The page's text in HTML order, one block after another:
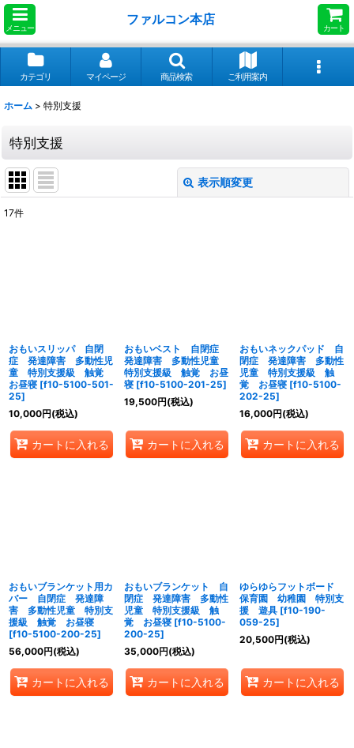
メニュー
ファルコン本店
カート
カテゴリ マイページ 商品検索 ご利用案内
ホーム > 特別支援
特別支援
表示順変更
17件
おもいスリッパ 自閉
症 発達障害 多動性児
童 特別支援級 触覚
お昼寝 [f10-5100-501-
25]
10,000円(税込)
カートに入れる
おもいベスト 自閉症
発達障害 多動性児童
特別支援級 触覚 お昼
寝 [f10-5100-201-25]
19,500円(税込)
カートに入れる
おもいネックパッド 自
閉症 発達障害 多動性
児童 特別支援級 触
覚 お昼寝 [f10-5100-
202-25]
16,000円(税込)
カートに入れる
おもいブランケット用カ
バー 自閉症 発達障
害 多動性児童 特別支
援級 触覚 お昼寝
[f10-5100-200-25]
56,000円(税込)
カートに入れる
おもいブランケット 自
閉症 発達障害 多動性
児童 特別支援級 触
覚 お昼寝 [f10-5100-
200-25]
35,000円(税込)
カートに入れる
ゆらゆらフットボード
保育園 幼稚園 特別支
援 遊具 [f10-190-
059-25]
20,500円(税込)
カートに入れる